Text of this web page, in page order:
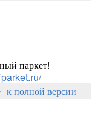
паркет!
к полной версии